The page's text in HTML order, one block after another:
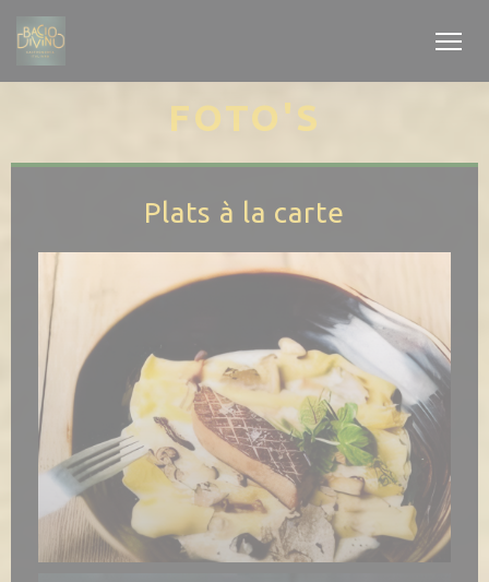
Cookies beheer paneel
FOTO'S
Plats à la carte